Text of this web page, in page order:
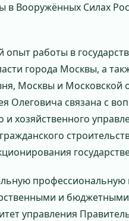
Вооружённых Силах
опыт работы в
города Москвы, а
Москвы и Московской
Олеговича связана с
и хозяйственного
профессиональную
и
управления